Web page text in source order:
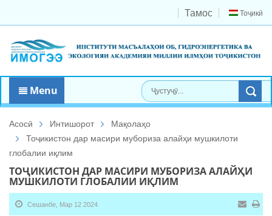
Тоҷикӣ
Тамос
Menu
Асосӣ Интишорот
Мақолаҳо
Тоҷикистон дар масири мубориза алайҳи мушкилоти
глобалии иқлим
ТОҶИКИСТОН ДАР МАСИРИ МУБОРИЗА АЛАЙҲИ
МУШКИЛОТИ ГЛОБАЛИИ ИҚЛИМ
Сешанбе, Мар 12 2024